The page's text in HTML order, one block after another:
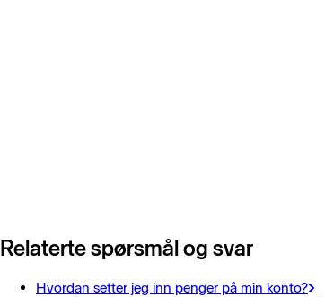
Relaterte spørsmål og svar
Hvordan setter jeg inn penger på min konto?